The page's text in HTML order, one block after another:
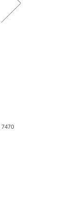
7470